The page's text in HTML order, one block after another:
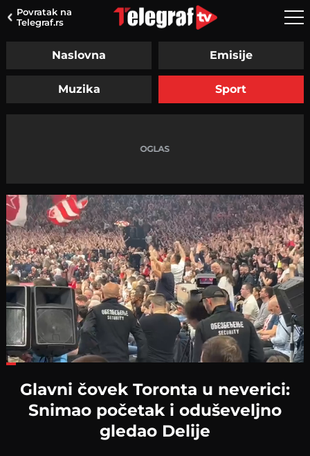
Povratak na
Telegraf.rs
Naslovna Emisije
Muzika Sport
Glavni čovek Toronta u neverici:
Snimao početak i oduševeljno
gledao Delije